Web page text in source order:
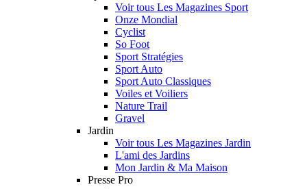
Voir tous Les Magazines Sport
Onze Mondial
Cyclist
So Foot
Sport Stratégies
Sport Auto
Sport Auto Classiques
Voiles et Voiliers
Nature Trail
Gravel
Jardin
Voir tous Les Magazines Jardin
L'ami des Jardins
Mon Jardin & Ma Maison
Presse Pro